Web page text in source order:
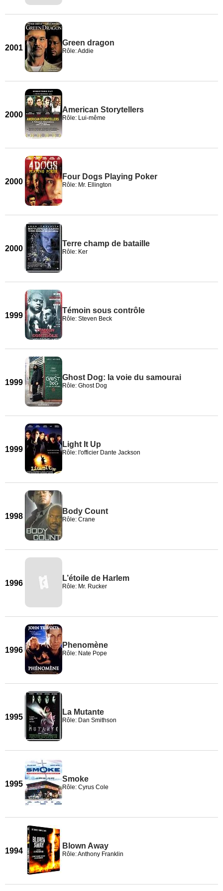
2001
Green dragon
Rôle: Addie
2000
American Storytellers
Rôle: Lui-même
2000
Four Dogs Playing Poker
Rôle: Mr. Ellington
2000
Terre champ de bataille
Rôle: Ker
1999
Témoin sous contrôle
Rôle: Steven Beck
1999
Ghost Dog: la voie du samourai
Rôle: Ghost Dog
1999
Light It Up
Rôle: l'officier Dante Jackson
1998
Body Count
Rôle: Crane
1996
L’étoile de Harlem
Rôle: Mr. Rucker
1996
Phenomène
Rôle: Nate Pope
1995
La Mutante
Rôle: Dan Smithson
1995
Smoke
Rôle: Cyrus Cole
1994
Blown Away
Rôle: Anthony Franklin